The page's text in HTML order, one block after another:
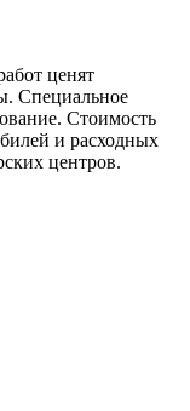
ценят
Специальное
Стоимость
и расходных
центров.